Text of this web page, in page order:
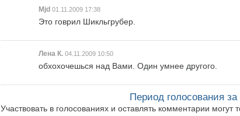
Mjd 01.11.2009 17:38
Это говрил Шикльгрубер.
Лена К. 04.11.2009 10:50
обхохочешься над Вами. Один умнее другого.
Период голосования
Участвовать в голосованиях и оставлять комментарии могут